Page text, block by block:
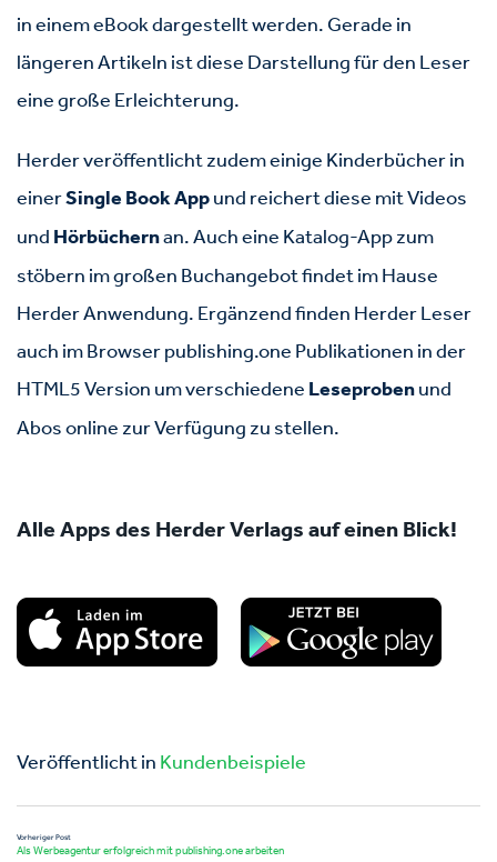
in einem eBook dargestellt werden. Gerade in
längeren Artikeln ist diese Darstellung für den Leser
eine große Erleichterung.
Herder veröffentlicht zudem einige Kinderbücher in
einerSingle Book Appund reichert diese mit Videos
und Hörbüchernan. Auch eine Katalog-App zum
stöbern im großen Buchangebot findet im Hause
Herder Anwendung. Ergänzend finden Herder Leser
auch im Browser publishing.one Publikationen in der
HTML5 Version um verschiedene Leseprobenund
Abos online zur Verfügung zu stellen.
Alle Apps des Herder Verlags auf einen Blick!
Veröffentlicht in Kundenbeispiele
Vorheriger Post
Als Werbeagentur erfolgreich mit publishing.one arbeiten